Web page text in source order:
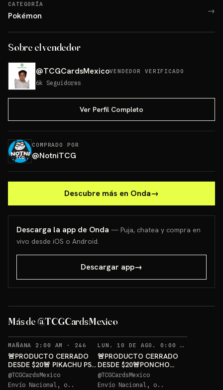
CATEGORÍA
Pokémon →
Sobre el vendedor
@TCGCardsMexicoVENDEDOR VERIFICADO
6k Seguidores
Ver Perfil Completo
COMPRADO POR
@NotniTCG
Descubre más en Onda→
Descarga la app de Onda — Puja, chatea y compra en
vivo desde iOS o Android.
Descargar app→
Más de @TCGCardsMexico
Sorteo: PIKACHU PSA 10 GRATIS→
MAÑANA 2:00 AM · 246 RECORDATORIOS
🚨PRODUCTO CERRADO
DESDE $20🚨 PIKACHU PSA
10 GRATIS
@TCGCardsMexico
Envío Nacional, o..
LUN. 10 DE AGO. 0:00 AM
🚨PRODUCTO CERRADO
DESDE $20🚨PONCHO
PIKACHU PSA 10 GRATIS
@TCGCardsMexico
Envío Nacional, o..